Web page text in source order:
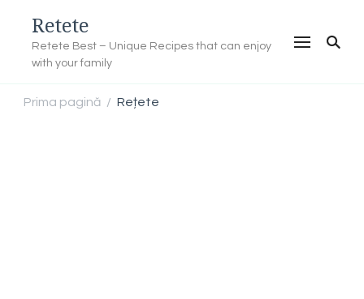
Retete
Retete Best – Unique Recipes that can enjoy
with your family
Prima pagină / Rețete